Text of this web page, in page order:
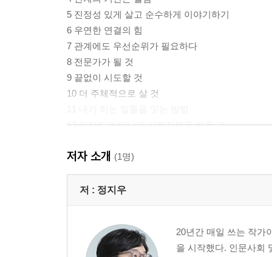
5 진정성 있게 살고 순수하게 이야기하기
6 우연한 연결의 힘
7 관계에도 우선순위가 필요하다
8 전문가가 될 것
9 끝없이 시도할 것
10 더 주체적으로 살 것
12 인지도가 아니라 신뢰자본을 쌓을 것
나오는 말 ? 독립의 이유
저자 소개 (1명)
저 : 정지우
20년간 매일 쓰는 작가
을 시작했다. 인문사회